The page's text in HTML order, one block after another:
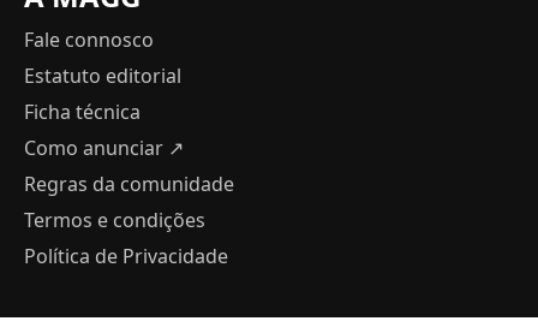
Fale connosco
Estatuto editorial
Ficha técnica
Como anunciar ↗
Regras da comunidade
Termos e condições
Política de Privacidade